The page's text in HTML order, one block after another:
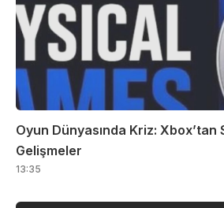
Oyun Dünyasında Kriz: Xbox’tan
Gelişmeler
13:35